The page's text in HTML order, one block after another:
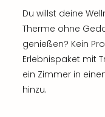
Du willst deine
Therme ohne
genießen? Kein
Erlebnispaket mit
ein Zimmer in
hinzu.